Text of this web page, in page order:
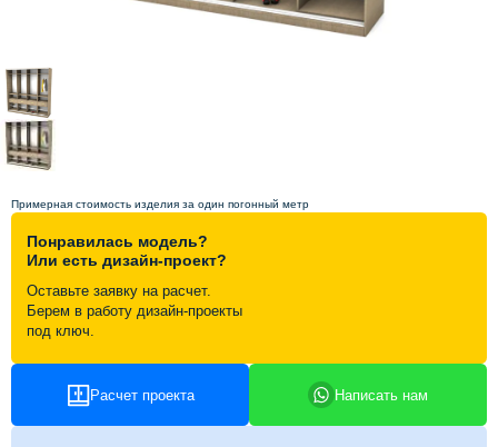
Схема работы
Акции и скидки
Портфолио
Видеоотзывы
Статьи
Контакты
Примерная стоимость изделия за один погонный метр
Понравилась модель?
Или есть дизайн-проект?
Оставьте заявку на расчет.
Берем в работу дизайн-проекты
под ключ.
Расчет проекта Написать нам